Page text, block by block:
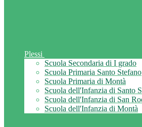
Plessi
Scuola Secondaria di I grado
Scuola Primaria Santo Stefano
Scuola Primaria di Montà
Scuola dell'Infanzia di Santo
Scuola dell'Infanzia di San
Scuola dell'Infanzia di Montà